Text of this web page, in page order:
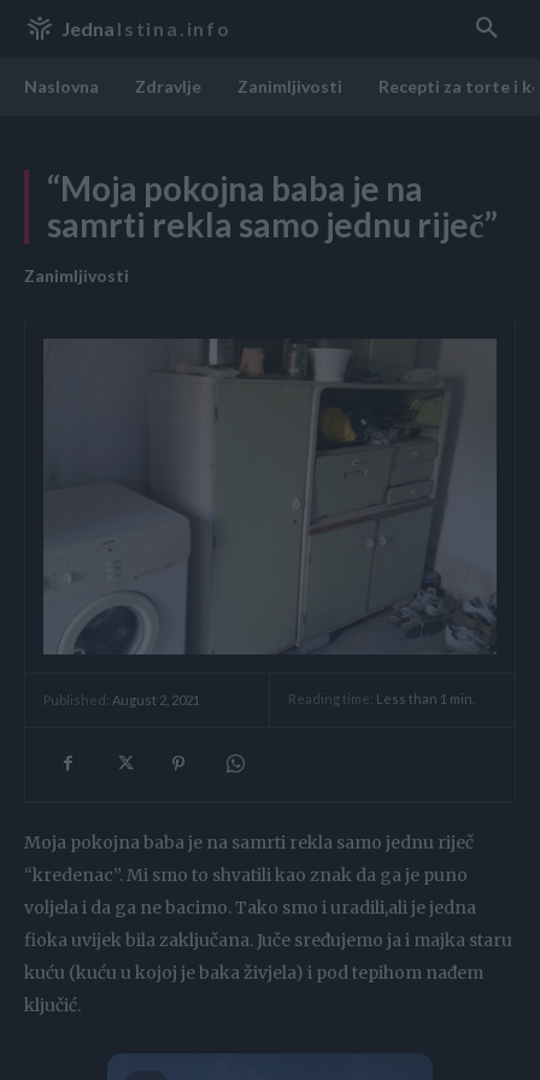
Jedna Istina.info
Naslovna Zdravlje Zanimljivosti Recepti za torte i
“Moja pokojna baba je na
samrti rekla samo jednu riječ”
Zanimljivosti
Published: August 2, 2021 Reading time: Less than 1 min.
Moja pokojna baba je na samrti rekla samo jednu riječ
“kredenac”. Mi smo to shvatili kao znak da ga je puno
voljela i da ga ne bacimo. Tako smo i uradili,ali je jedna
fioka uvijek bila zaključana. Juče sređujemo ja i majka staru
kuću (kuću u kojoj je baka živjela) i pod tepihom nađem
ključić.